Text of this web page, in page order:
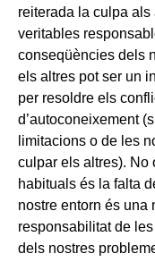
reiterada la culpa
veritables
conseqüències dels
els altres pot ser un
per resoldre els
d’autoconeixement
limitacions o de les
culpar els altres). No
habituals és la falta
nostre entorn és una
responsabilitat de
dels nostres